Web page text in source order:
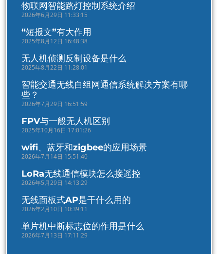
物联网智能路灯控制系统介绍
2026年6月29日 11:33:15
“短报文”有大作用
2025年8月12日 16:48:38
无人机侦测反制设备是什么
2025年8月22日 11:28:01
智能交通无线自组网通信系统解决方案有哪
些？
2026年7月29日 16:51:59
FPV与一般无人机区别
2025年10月16日 17:01:26
wifi、蓝牙和zigbee的应用场景
2026年7月14日 15:51:40
LoRa无线通信模块怎么接遥控
2026年5月29日 14:13:29
无线面板式AP是干什么用的
2026年2月10日 10:39:11
单片机中断标志位的作用是什么
2026年7月13日 17:11:29